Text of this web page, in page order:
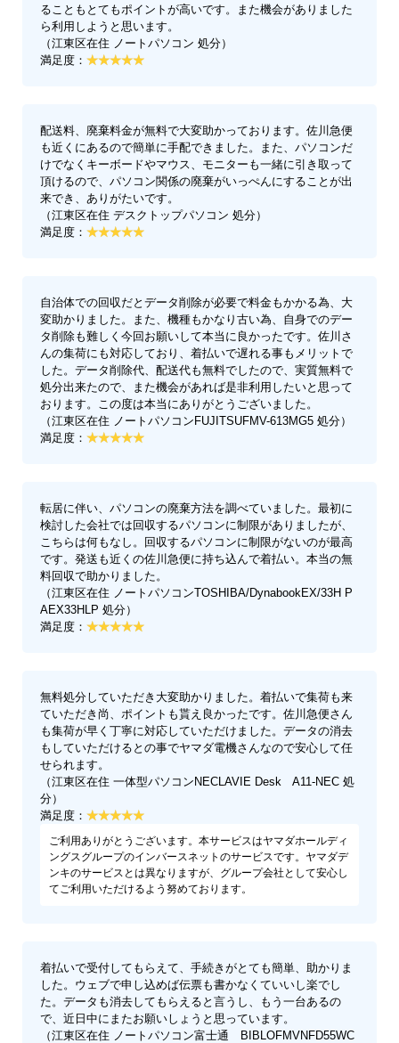
ることもとてもポイントが高いです。また機会がありました
ら利用しようと思います。
（江東区在住 ノートパソコン 処分）
満足度：
配送料、廃棄料金が無料で大変助かっております。佐川急便
も近くにあるので簡単に手配できました。また、パソコンだ
けでなくキーボードやマウス、モニターも一緒に引き取って
頂けるので、パソコン関係の廃棄がいっぺんにすることが出
来でき、ありがたいです。
（江東区在住 デスクトップパソコン 処分）
満足度：
自治体での回収だとデータ削除が必要で料金もかかる為、大
変助かりました。また、機種もかなり古い為、自身でのデー
タ削除も難しく今回お願いして本当に良かったです。佐川さ
んの集荷にも対応しており、着払いで遅れる事もメリットで
した。データ削除代、配送代も無料でしたので、実質無料で
処分出来たので、また機会があれば是非利用したいと思って
おります。この度は本当にありがとうございました。
（江東区在住 ノートパソコンFUJITSUFMV-613MG5 処分）
満足度：
転居に伴い、パソコンの廃棄方法を調べていました。最初に
検討した会社では回収するパソコンに制限がありましたが、
こちらは何もなし。回収するパソコンに制限がないのが最高
です。発送も近くの佐川急便に持ち込んで着払い。本当の無
料回収で助かりました。
（江東区在住 ノートパソコンTOSHIBA/DynabookEX/33H P
AEX33HLP 処分）
満足度：
無料処分していただき大変助かりました。着払いで集荷も来
ていただき尚、ポイントも貰え良かったです。佐川急便さん
も集荷が早く丁寧に対応していただけました。データの消去
もしていただけるとの事でヤマダ電機さんなので安心して任
せられます。
（江東区在住 一体型パソコンNECLAVIE Desk A11-NEC 処
分）
満足度：
ご利用ありがとうございます。本サービスはヤマダホールディ
ングスグループのインバースネットのサービスです。ヤマダデ
ンキのサービスとは異なりますが、グループ会社として安心し
てご利用いただけるよう努めております。
着払いで受付してもらえて、手続きがとても簡単、助かりま
した。ウェブで申し込めば伝票も書かなくていいし楽でし
た。データも消去してもらえると言うし、もう一台あるの
で、近日中にまたお願いしょうと思っています。
（江東区在住 ノートパソコン富士通 BIBLOFMVNFD55WC